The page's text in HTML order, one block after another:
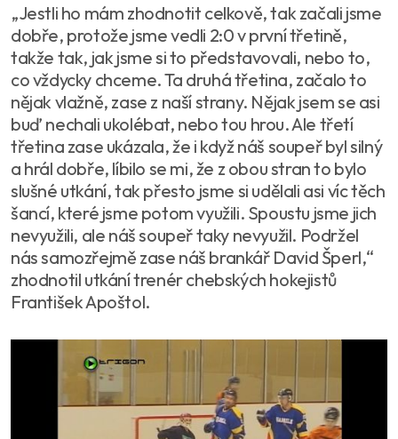
„Jestli ho mám zhodnotit celkově, tak začali jsme
dobře, protože jsme vedli 2:0 v první třetině,
takže tak, jak jsme si to představovali, nebo to,
co vždycky chceme. Ta druhá třetina, začalo to
nějak vlažně, zase z naší strany. Nějak jsem se asi
buď nechali ukolébat, nebo tou hrou. Ale třetí
třetina zase ukázala, že i když náš soupeř byl silný
a hrál dobře, líbilo se mi, že z obou stran to bylo
slušné utkání, tak přesto jsme si udělali asi víc těch
šancí, které jsme potom využili. Spoustu jsme jich
nevyužili, ale náš soupeř taky nevyužil. Podržel
nás samozřejmě zase náš brankář David Šperl,“
zhodnotil utkání trenér chebských hokejistů
František Apoštol.